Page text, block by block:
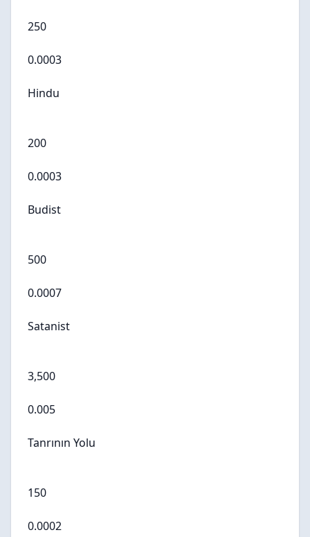
250
0.0003
Hindu
200
0.0003
Budist
500
0.0007
Satanist
3,500
0.005
Tanrının Yolu
150
0.0002